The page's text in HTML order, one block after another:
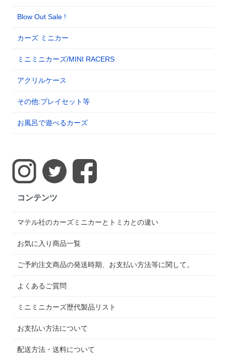
Blow Out Sale !
カーズ ミニカー
ミニミニカーズ/MINI RACERS
アクリルケース
その他:プレイセット等
お風呂で遊べるカーズ
コンテンツ
マテル社のカーズミニカーとトミカとの違い
お気に入り商品一覧
ご予約注文商品の発送時期、お支払い方法等に関して。
よくあるご質問
ミニミニカーズ歴代製品リスト
お支払い方法について
配送方法・送料について